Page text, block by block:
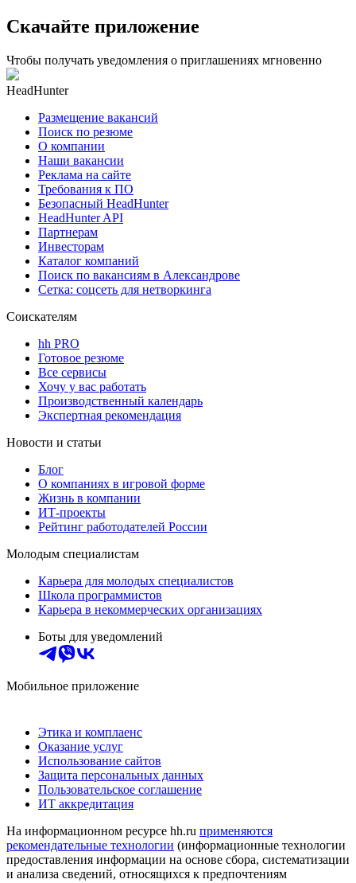
Скачайте приложение
Чтобы получать уведомления о приглашениях мгновенно
HeadHunter
Размещение вакансий
Поиск по резюме
О компании
Наши вакансии
Реклама на сайте
Требования к ПО
Безопасный HeadHunter
HeadHunter API
Партнерам
Инвесторам
Каталог компаний
Поиск по вакансиям в Александрове
Сетка: соцсеть для нетворкинга
Соискателям
hh PRO
Готовое резюме
Все сервисы
Хочу у вас работать
Производственный календарь
Экспертная рекомендация
Новости и статьи
Блог
О компаниях в игровой форме
Жизнь в компании
ИТ-проекты
Рейтинг работодателей России
Молодым специалистам
Карьера для молодых специалистов
Школа программистов
Карьера в некоммерческих организациях
Боты для уведомлений
Мобильное приложение
Этика и комплаенс
Оказание услуг
Использование сайтов
Защита персональных данных
Пользовательское соглашение
ИТ аккредитация
На информационном ресурсе hh.ru применяются
рекомендательные технологии (информационные технологии
предоставления информации на основе сбора, систематизации
и анализа сведений, относящихся к предпочтениям